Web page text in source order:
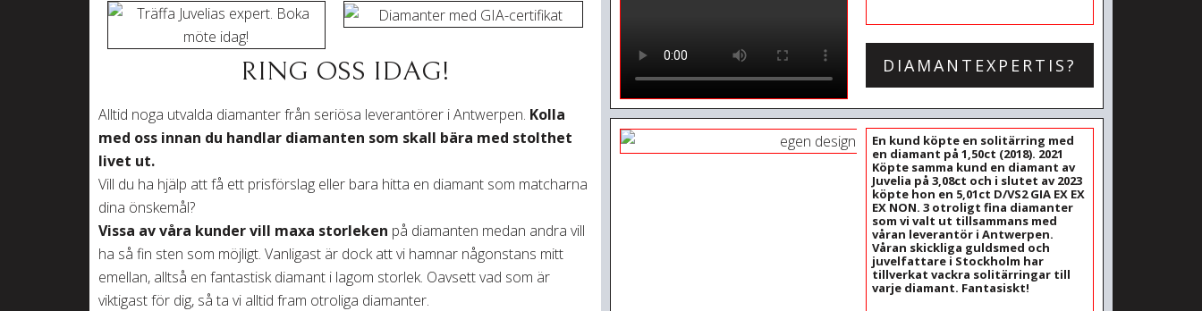
RING OSS IDAG!
Alltid noga utvalda diamanter från seriösa leverantörer i Antwerpen. Kolla
med oss innan du handlar diamanten som skall bära med stolthet
livet ut.
Vill du ha hjälp att få ett prisförslag eller bara hitta en diamant som matcharna
dina önskemål?
Vissa av våra kunder vill maxa storleken på diamanten medan andra vill
ha så fin sten som möjligt. Vanligast är dock att vi hamnar någonstans mitt
emellan, alltså en fantastisk diamant i lagom storlek. Oavsett vad som är
viktigast för dig, så ta vi alltid fram otroliga diamanter.
DIAMANTEXPERTIS?
En kund köpte en solitärring med
en diamant på 1,50ct (2018). 2021
Köpte samma kund en diamant av
Juvelia på 3,08ct och i slutet av 2023
köpte hon en 5,01ct D/VS2 GIA EX EX
EX NON. 3 otroligt fina diamanter
som vi valt ut tillsammans med
våran leverantör i Antwerpen.
Våran skickliga guldsmed och
juvelfattare i Stockholm har
tillverkat vackra solitärringar till
varje diamant. Fantasiskt!